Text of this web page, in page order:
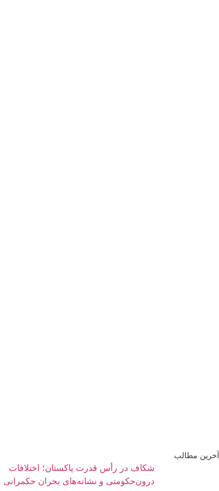
آخرین مطالب
شکاف در رأس قدرت پاکستان؛ اختلافات
درون‌حکومتی و نشانه‌های بحران حکمرانی